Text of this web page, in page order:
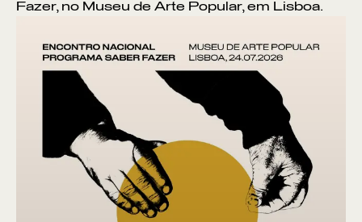
Fazer, no Museu de Arte Popular, em Lisboa.